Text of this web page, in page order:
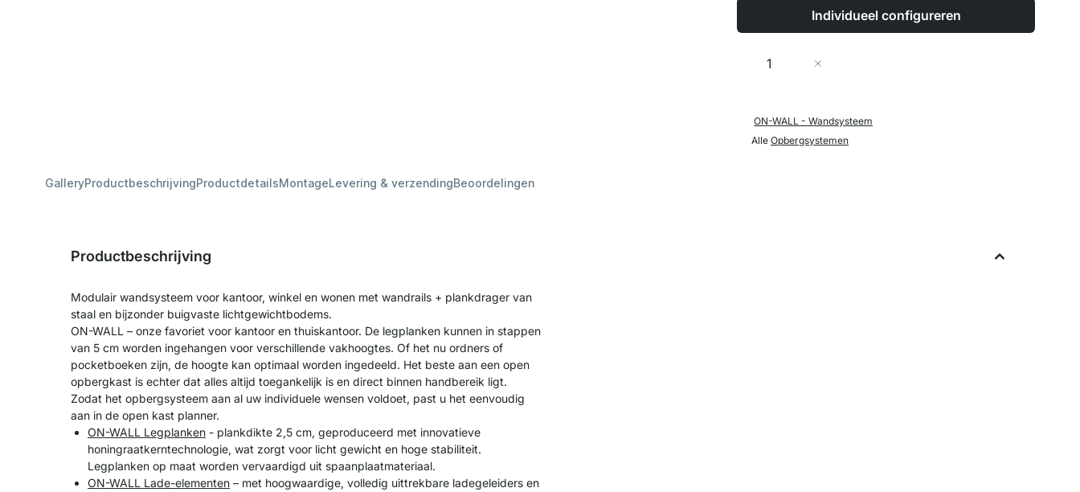
Individueel configureren
Aantal
ON-WALL - Wandsysteem
AlleOpbergsystemen
GalleryProductbeschrijvingProductdetailsMontageLevering & verzendingBeoordelingen
Productbeschrijving
Modulair wandsysteem voor kantoor, winkel en wonen met wandrails + plankdrager van
staal en bijzonder buigvaste lichtgewichtbodems.
ON-WALL – onze favoriet voor kantoor en thuiskantoor. De legplanken kunnen in stappen
van 5 cm worden ingehangen voor verschillende vakhoogtes. Of het nu ordners of
pocketboeken zijn, de hoogte kan optimaal worden ingedeeld. Het beste aan een open
opbergkast is echter dat alles altijd toegankelijk is en direct binnen handbereik ligt.
Zodat het opbergsysteem aan al uw individuele wensen voldoet, past u het eenvoudig
aan in de open kast planner.
ON-WALL Legplanken - plankdikte 2,5 cm, geproduceerd met innovatieve
honingraatkerntechnologie, wat zorgt voor licht gewicht en hoge stabiliteit.
Legplanken op maat worden vervaardigd uit spaanplaatmateriaal.
ON-WALL Lade-elementen – met hoogwaardige, volledig uittrekbare ladegeleiders en